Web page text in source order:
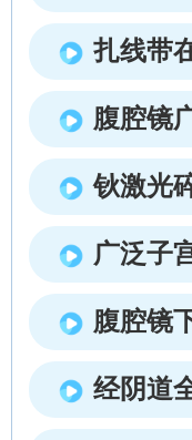
扎线带
腹腔镜
钬激光
广泛子
腹腔镜
经阴道